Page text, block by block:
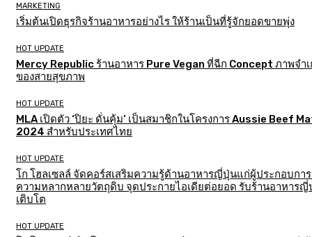
MARKETING
เริ่มต้นเปิดธุรกิจร้านอาหารอย่างไร ให้ร้านเป็นที่รู้จักยอดขายพุ่ง
HOT UPDATE
Mercy Republic ร้านอาหาร Pure Vegan ที่ฉีก Concept ภาพจำเ
ของสายสุขภาพ
HOT UPDATE
MLA เปิดตัว ‘ปิยะ ดั่นคุ้ม’ เป็นสมาชิกในโครงการ Aussie Beef
2024 สำหรับประเทศไทย
HOT UPDATE
โก โฮลเซลล์ จัดคอร์สเสริมความรู้ด้านอาหารญี่ปุ่นแก่ผู้ประกอบกา
ความหลากหลายวัตถุดิบ จุดประกายไอเดียต่อยอด รับร้านอาหาร
เติบโต
HOT UPDATE